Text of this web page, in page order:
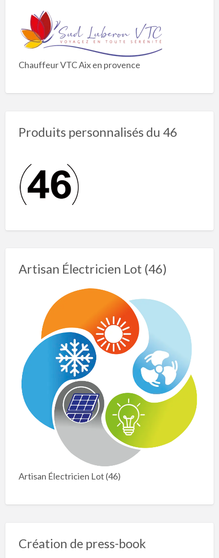
Chauffeur VTC Aix en provence
Produits personnalisés du 46
Artisan Électricien Lot (46)
Artisan Électricien Lot (46)
Création de press-book